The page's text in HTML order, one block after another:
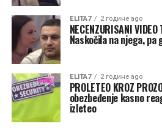
ELITA7 2 године ago
NECENZURISANI
Naskočila na njega, pa
ELITA7 2 године ago
PROLETEO KROZ
obezbeđenje kasno
izleteo